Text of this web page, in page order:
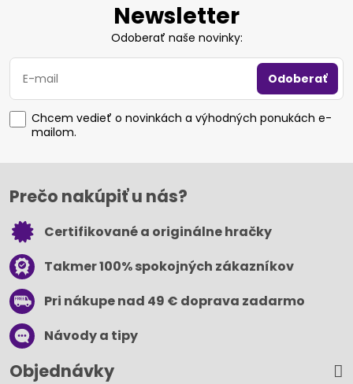
Newsletter
Odoberať naše novinky:
Odoberať
Chcem vedieť o novinkách a výhodných ponukách e-
mailom.
Prečo nakúpiť u nás?
Certifikované a originálne hračky
Takmer 100% spokojných zákazníkov
Pri nákupe nad 49 € doprava zadarmo
Návody a tipy
Objednávky